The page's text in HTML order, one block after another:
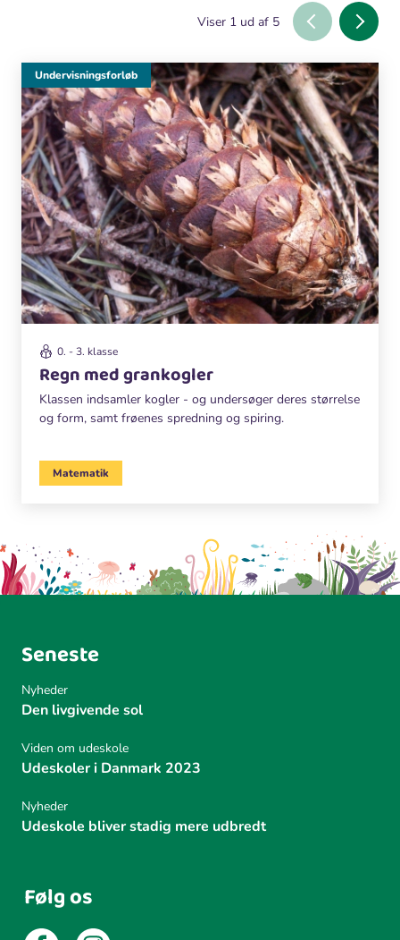
Viser 1 ud af 5
0. - 3. klasse
Regn med grankogler
Klassen indsamler kogler - og undersøger deres størrelse
og form, samt frøenes spredning og spiring.
Undervisningsforløb
Matematik
Seneste
Nyheder
Den livgivende sol
Viden om udeskole
Udeskoler i Danmark 2023
Nyheder
Udeskole bliver stadig mere udbredt
Følg os